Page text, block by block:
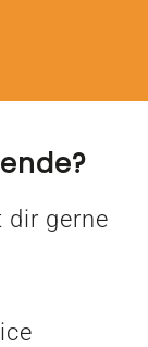
dir gerne